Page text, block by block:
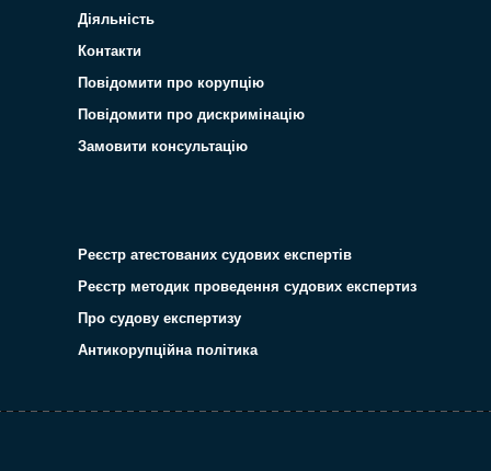
Діяльність
Контакти
Повідомити про корупцію
Повідомити про дискримінацію
Замовити консультацію
Реєстр атестованих судових експертів
Реєстр методик проведення судових експертиз
Про судову експертизу
Антикорупційна політика